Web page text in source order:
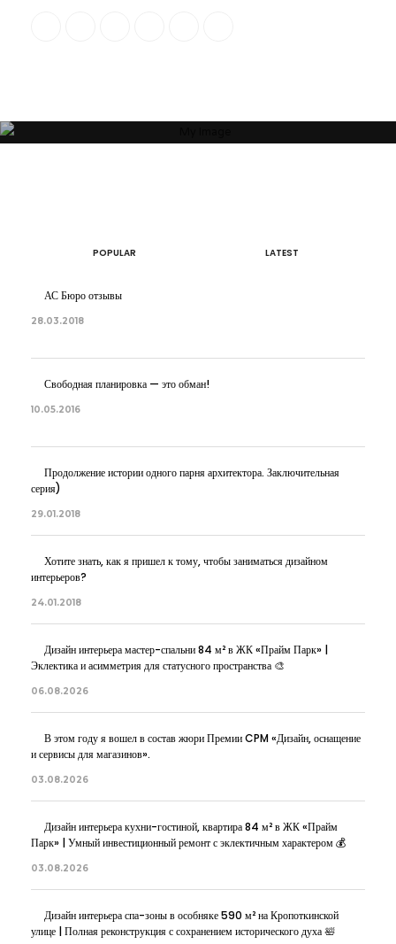
POPULAR LATEST
АС Бюро отзывы
28.03.2018
Свободная планировка — это обман!
10.05.2016
Продолжение истории одного парня архитектора. Заключительная
серия)
29.01.2018
Хотите знать, как я пришел к тому, чтобы заниматься дизайном
интерьеров?
24.01.2018
Дизайн интерьера мастер-спальни 84 м² в ЖК «Прайм Парк» |
Эклектика и асимметрия для статусного пространства 🎨
06.08.2026
В этом году я вошел в состав жюри Премии CPM «Дизайн, оснащение
и сервисы для магазинов».
03.08.2026
Дизайн интерьера кухни-гостиной, квартира 84 м² в ЖК «Прайм
Парк» | Умный инвестиционный ремонт с эклектичным характером 💰
03.08.2026
Дизайн интерьера спа-зоны в особняке 590 м² на Кропоткинской
улице | Полная реконструкция с сохранением исторического духа 🛀